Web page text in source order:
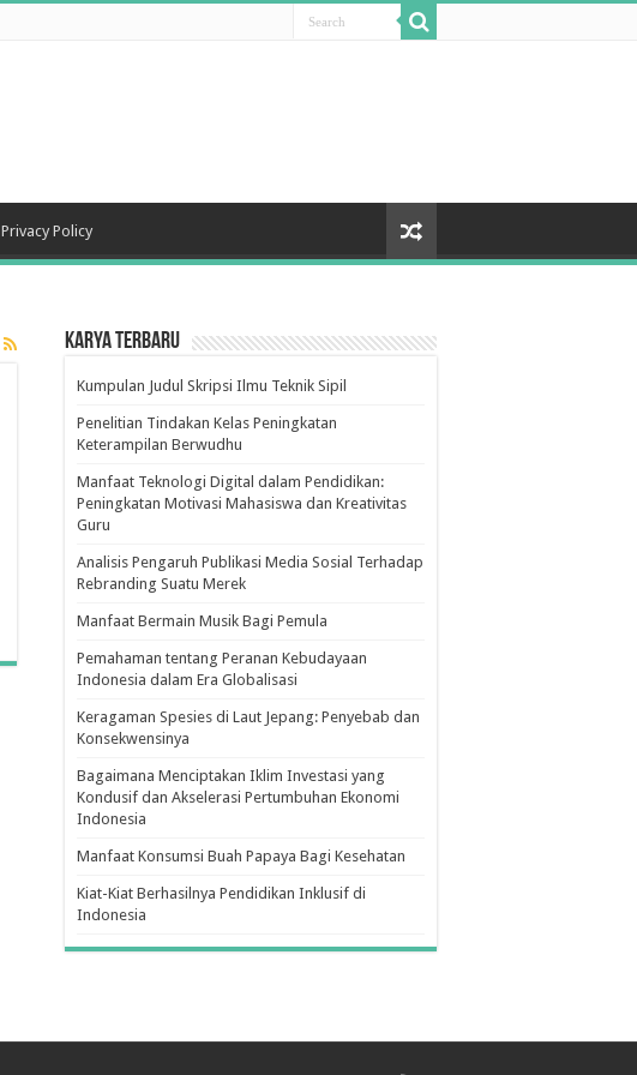
Privacy Policy
Karya Terbaru
Kumpulan Judul Skripsi Ilmu Teknik Sipil
Penelitian Tindakan Kelas Peningkatan
Keterampilan Berwudhu
Manfaat Teknologi Digital dalam Pendidikan:
Peningkatan Motivasi Mahasiswa dan Kreativitas
Guru
Analisis Pengaruh Publikasi Media Sosial Terhadap
Rebranding Suatu Merek
Manfaat Bermain Musik Bagi Pemula
Pemahaman tentang Peranan Kebudayaan
Indonesia dalam Era Globalisasi
Keragaman Spesies di Laut Jepang: Penyebab dan
Konsekwensinya
Bagaimana Menciptakan Iklim Investasi yang
Kondusif dan Akselerasi Pertumbuhan Ekonomi
Indonesia
Manfaat Konsumsi Buah Papaya Bagi Kesehatan
Kiat-Kiat Berhasilnya Pendidikan Inklusif di
Indonesia